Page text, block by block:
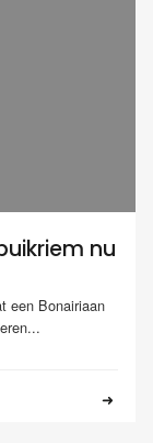
nu
een Bonairiaan